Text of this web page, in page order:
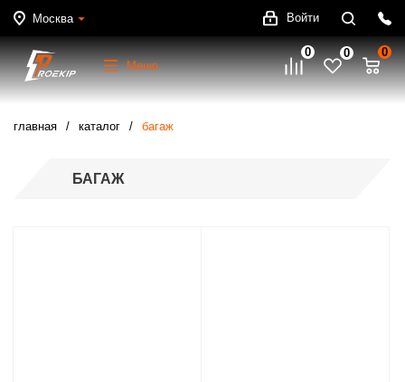
Москва Войти
Меню
0 0 0
главная каталог багаж
БАГАЖ